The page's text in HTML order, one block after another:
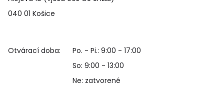
040 01 Košice
Otvárací doba:
Po. - Pi.: 9:00 - 17:00
So: 9:00 - 13:00
Ne: zatvorené